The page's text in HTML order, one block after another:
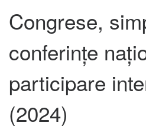
Congrese,
conferințe
participare
(2024)